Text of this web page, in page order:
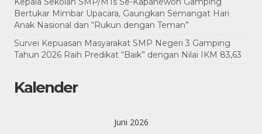
Bertukar Mimbar Upacara, Gaungkan Semangat Hari
Anak Nasional dan “Rukun dengan Teman”
Survei Kepuasan Masyarakat SMP Negeri 3 Gamping
Tahun 2026 Raih Predikat “Baik” dengan Nilai IKM 83,63
Kalender
Juni 2026